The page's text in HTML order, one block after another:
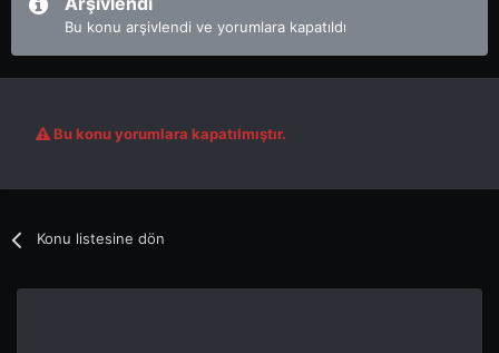
Bu konu arşivlendi ve yorumlara kapatıldı
Bu konu yorumlara kapatılmıştır.
Konu listesine dön